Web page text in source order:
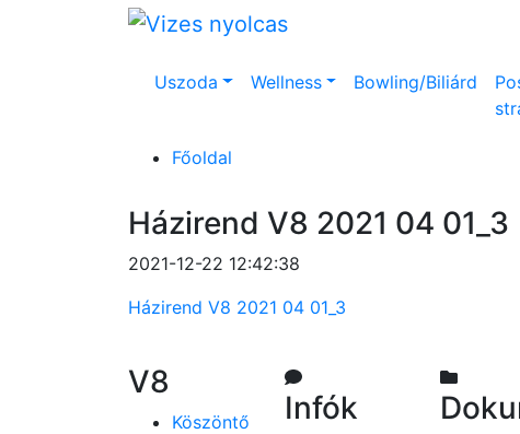
Uszoda Wellness Bowling/Biliárd
Főoldal
Házirend V8 2021 04 01_3
2021-12-22 12:42:38
Házirend V8 2021 04 01_3
V8
Köszöntő
Infók